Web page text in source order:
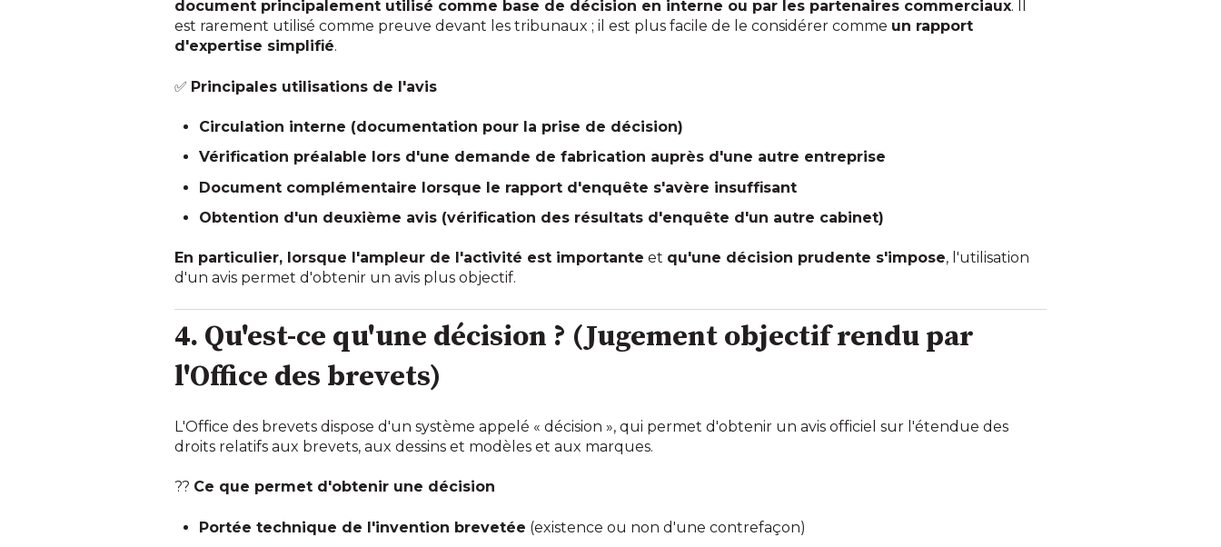
document principalement utilisé comme base de décision en interne ou par les partenaires commerciaux. Il
est rarement utilisé comme preuve devant les tribunaux ; il est plus facile de le considérer comme un rapport
d'expertise simplifié.
✅ Principales utilisations de l'avis
Circulation interne (documentation pour la prise de décision)
Vérification préalable lors d'une demande de fabrication auprès d'une autre entreprise
Document complémentaire lorsque le rapport d'enquête s'avère insuffisant
Obtention d'un deuxième avis (vérification des résultats d'enquête d'un autre cabinet)
En particulier, lorsque l'ampleur de l'activité est importante et qu'une décision prudente s'impose, l'utilisation
d'un avis permet d'obtenir un avis plus objectif.
4. Qu'est-ce qu'une décision ? (Jugement objectif rendu par
l'Office des brevets)
L'Office des brevets dispose d'un système appelé « décision », qui permet d'obtenir un avis officiel sur l'étendue des
droits relatifs aux brevets, aux dessins et modèles et aux marques.
?? Ce que permet d'obtenir une décision
Portée technique de l'invention brevetée (existence ou non d'une contrefaçon)